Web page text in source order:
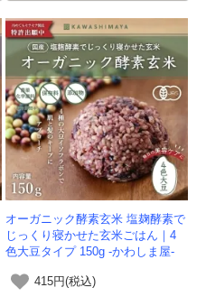
オーガニック酵素玄米 塩麹酵素で
じっくり寝かせた玄米ごはん｜4
色大豆タイプ 150g -かわしま屋-
415円(税込)